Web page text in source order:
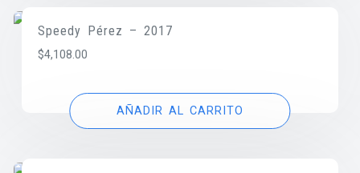
Speedy Pérez – 2017
$4,108.00
AÑADIR AL CARRITO